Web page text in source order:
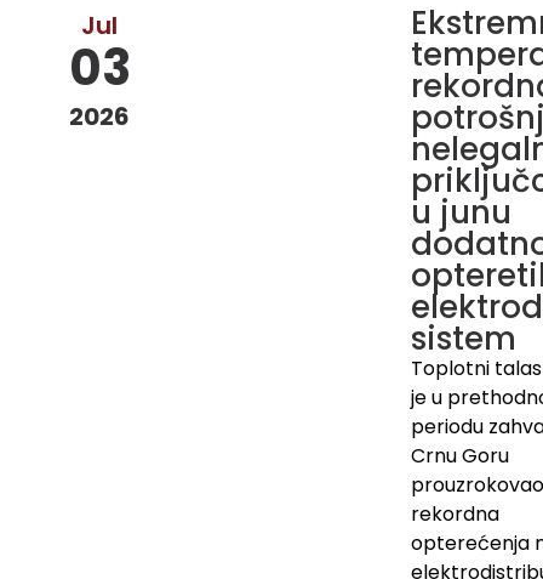
Jul
03
2026
u junu
sistem
Toplotni
je u
periodu
Crnu Goru
rekordna
opterećenja